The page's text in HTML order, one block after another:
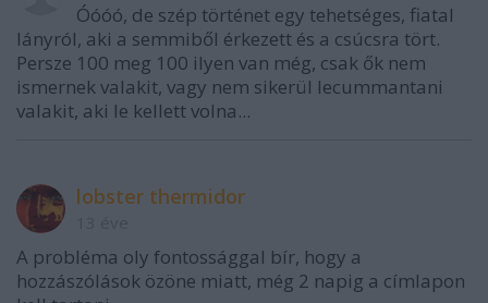
Óóóó, de szép történet egy tehetséges, fiatal
lányról, aki a semmiből érkezett és a csúcsra tört.
Persze 100 meg 100 ilyen van még, csak ők nem
ismernek valakit, vagy nem sikerül lecummantani
valakit, aki le kellett volna...
lobster thermidor
A probléma oly fontossággal bír, hogy a
hozzászólások özöne miatt, még 2 napig a címlapon